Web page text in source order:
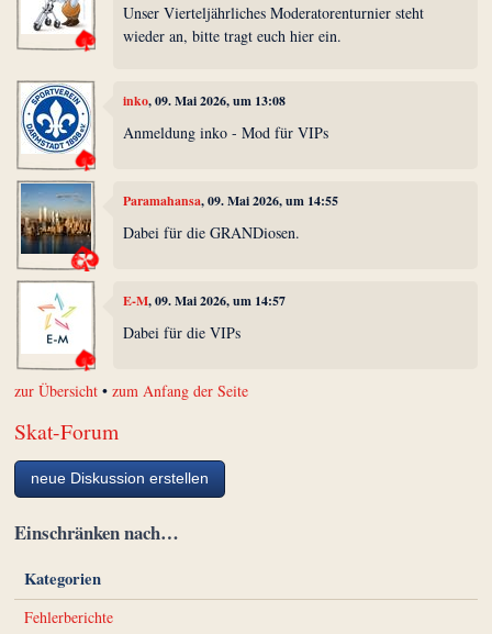
Unser Vierteljährliches Moderatorenturnier steht
wieder an, bitte tragt euch hier ein.
inko, 09. Mai 2026, um 13:08
Anmeldung inko - Mod für VIPs
Paramahansa, 09. Mai 2026, um 14:55
Dabei für die GRANDiosen.
E-M, 09. Mai 2026, um 14:57
Dabei für die VIPs
zur Übersicht •zum Anfang der Seite
Skat-Forum
neue Diskussion erstellen
Einschränken nach…
Kategorien
Fehlerberichte